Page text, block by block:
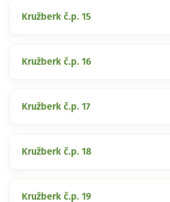
Kružberk č.p. 15
Kružberk č.p. 16
Kružberk č.p. 17
Kružberk č.p. 18
Kružberk č.p. 19